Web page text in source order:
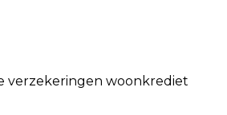
verzekeringen woonkrediet